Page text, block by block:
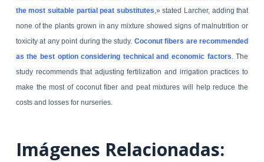
the most suitable partial peat substitutes ,» stated Larcher, adding that
none of the plants grown in any mixture showed signs of malnutrition or
toxicity at any point during the study. Coconut fibers are recommended
as the best option considering technical and economic factors .The
study recommends that adjusting fertilization and irrigation practices to
make the most of coconut fiber and peat mixtures will help reduce the
costs and losses for nurseries.
Imágenes Relacionadas: